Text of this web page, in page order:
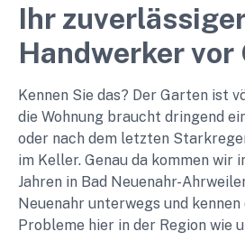
Ihr
Handwerker vor
Kennen Sie das? Der Garten ist
die Wohnung braucht dringend
oder nach dem letzten
im Keller. Genau da kommen wir
Jahren in Bad Neuenahr-
Neuenahr unterwegs und
Probleme hier in der Region wie